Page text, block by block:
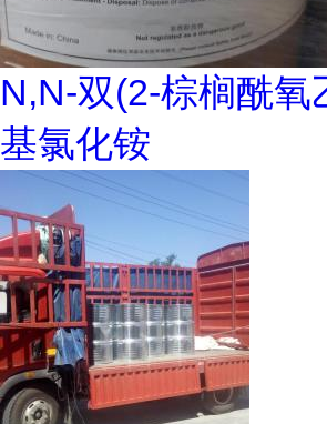
N,N-双(2-棕榈酰氧
基氯化铵